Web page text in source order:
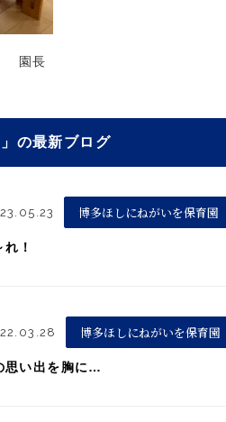
園長
の最新ブログ
博多ほしにねがいを保育園
！
博多ほしにねがいを保育園
思い出を胸に…